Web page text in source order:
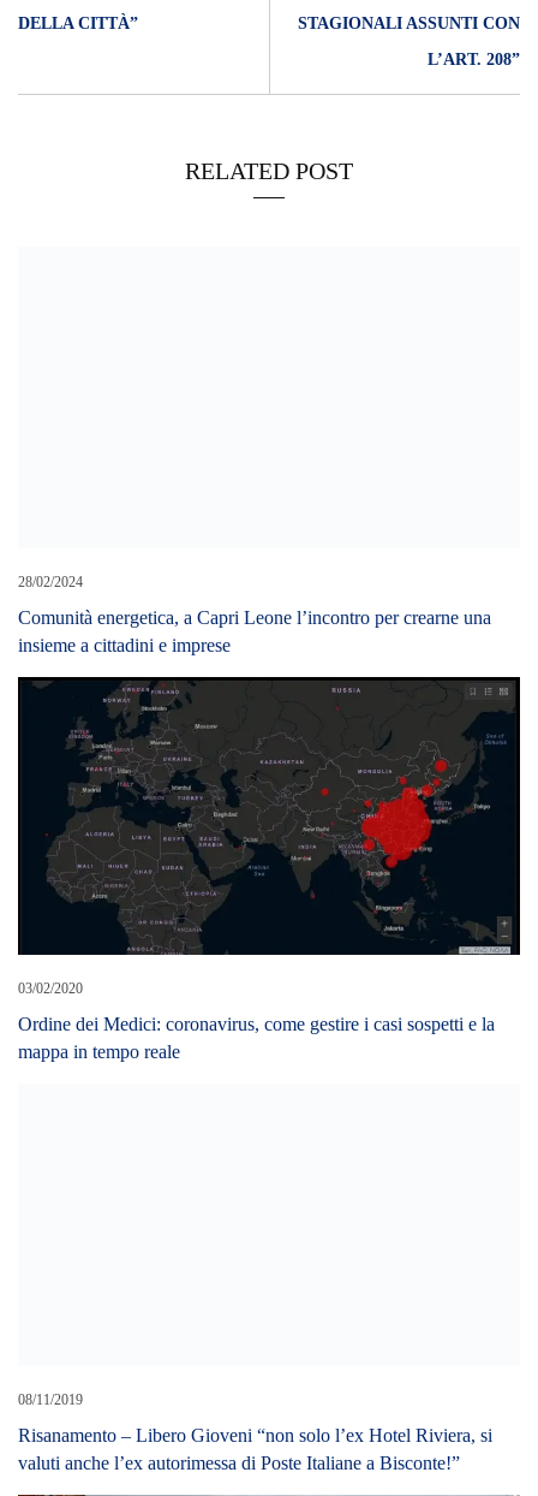
DELLA CITTÀ”
STAGIONALI ASSUNTI CON
L’ART. 208”
RELATED POST
28/02/2024
Comunità energetica, a Capri Leone l’incontro per crearne una
insieme a cittadini e imprese
03/02/2020
Ordine dei Medici: coronavirus, come gestire i casi sospetti e la
mappa in tempo reale
08/11/2019
Risanamento – Libero Gioveni “non solo l’ex Hotel Riviera, si
valuti anche l’ex autorimessa di Poste Italiane a Bisconte!”